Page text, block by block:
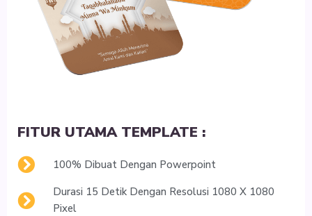
FITUR UTAMA TEMPLATE :
100% Dibuat Dengan Powerpoint
Durasi 15 Detik Dengan Resolusi 1080 X 1080
Pixel